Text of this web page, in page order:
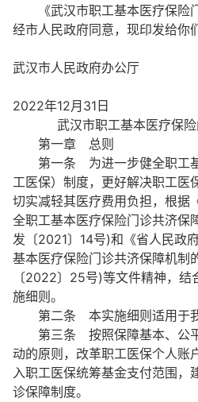
《武汉市职工基本医疗保
经市人民政府同意，现印发给你
武汉市人民政府办公厅
2022年12月31日
武汉市职工基本医疗保
第一章 总则
第一条 为进一步健全职工
工医保）制度，更好解决职工医
切实减轻其医疗费用负担，根据
全职工基本医疗保险门诊共济保
发〔2021〕14号)和《省人民政
基本医疗保险门诊共济保障机制
〔2022〕25号)等文件精神，
施细则。
第二条 本实施细则适用于
第三条 按照保障基本、公
动的原则，改革职工医保个人账
入职工医保统筹基金支付范围，
诊保障制度。